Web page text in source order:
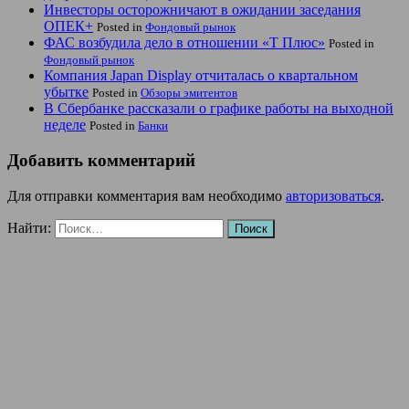
Инвесторы осторожничают в ожидании заседания
ОПЕК+ Posted in Фондовый рынок
ФАС возбудила дело в отношении «Т Плюс» Posted in
Фондовый рынок
Компания Japan Display отчиталась о квартальном
убытке Posted in Обзоры эмитентов
В Сбербанке рассказали о графике работы на выходной
неделе Posted in Банки
Добавить комментарий
Для отправки комментария вам необходимо авторизоваться.
Найти: